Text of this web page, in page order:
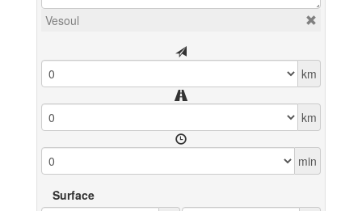
Vesoul
km
km
min
Surface